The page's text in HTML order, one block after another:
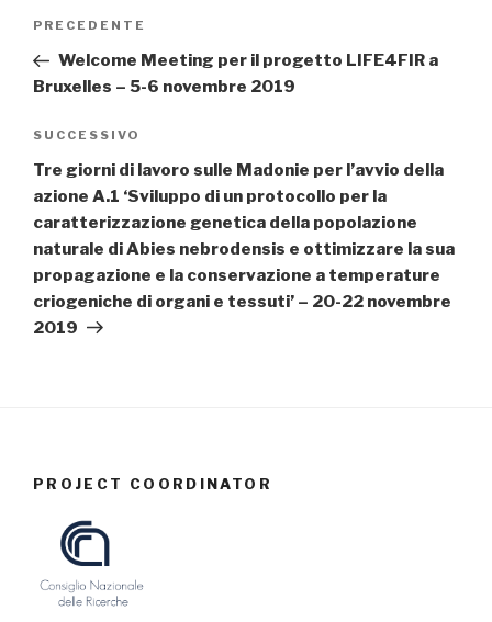
Navigazione
Articolo
precedente:
PRECEDENTE
Welcome Meeting per il progetto LIFE4FIR a
Bruxelles – 5-6 novembre 2019
Articolo
successivo
SUCCESSIVO
Tre giorni di lavoro sulle Madonie per l’avvio della
azione A.1 ‘Sviluppo di un protocollo per la
caratterizzazione genetica della popolazione
naturale di Abies nebrodensis e ottimizzare la sua
propagazione e la conservazione a temperature
criogeniche di organi e tessuti’ – 20-22 novembre
2019
PROJECT COORDINATOR